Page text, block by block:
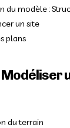
du modèle :
un site
plans
du terrain